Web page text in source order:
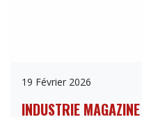
19 Février 2026
INDUSTRIE MAGAZINE